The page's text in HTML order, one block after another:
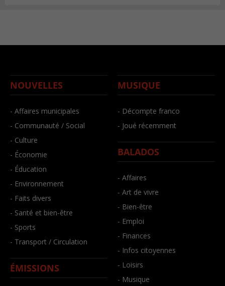
NOUVELLES
- Affaires municipales
- Communauté / Social
- Culture
- Économie
- Éducation
- Environnement
- Faits divers
- Santé et bien-être
- Sports
- Transport / Circulation
ÉMISSIONS
MUSIQUE
- Décompte franco
- Joué récemment
BALADOS
- Affaires
- Art de vivre
- Bien-être
- Emploi
- Finances
- Infos citoyennes
- Loisirs
- Musique